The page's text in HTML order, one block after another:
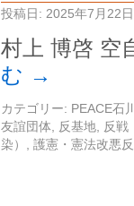
投稿日: 2025年7月22日
村上 博啓 空
む →
カテゴリー: PEACE石
友誼団体
反基地
反戦
染）
護憲・憲法改悪